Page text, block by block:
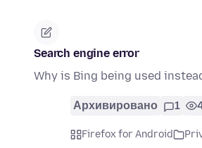
Search engine error
Why is Bing being used
Архивировано 1
Firefox for Android